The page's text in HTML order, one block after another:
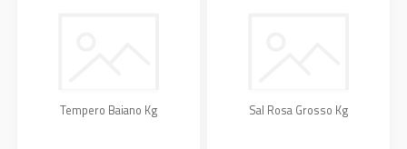
Tempero Baiano Kg Sal Rosa Grosso Kg